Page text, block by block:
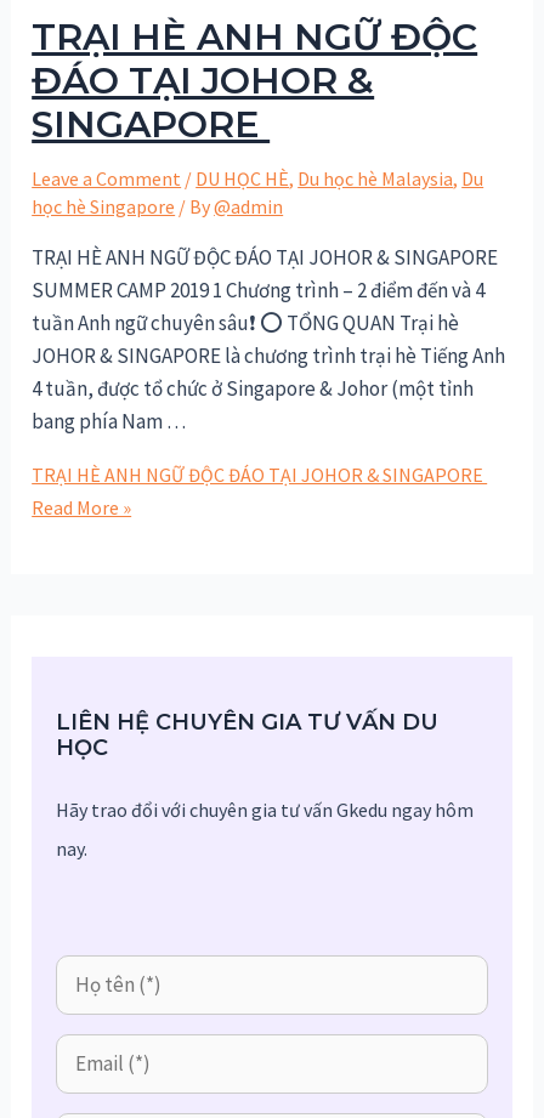
TRẠI HÈ ANH NGỮ ĐỘC
ĐÁO TẠI JOHOR &
SINGAPORE
Leave a Comment / DU HỌC HÈ, Du học hè Malaysia, Du
học hè Singapore / By@admin
TRẠI HÈ ANH NGỮ ĐỘC ĐÁO TẠI JOHOR & SINGAPORE
SUMMER CAMP 2019 1 Chương trình – 2 điểm đến và 4
tuần Anh ngữ chuyên sâu❗️ ⭕️ TỔNG QUAN Trại hè
JOHOR & SINGAPORE là chương trình trại hè Tiếng Anh
4 tuần, được tổ chức ở Singapore & Johor (một tỉnh
bang phía Nam …
TRẠI HÈ ANH NGỮ ĐỘC ĐÁO TẠI JOHOR & SINGAPORE
Read More »
LIÊN HỆ CHUYÊN GIA TƯ VẤN DU
HỌC
Hãy trao đổi với chuyên gia tư vấn Gkedu ngay hôm
nay.